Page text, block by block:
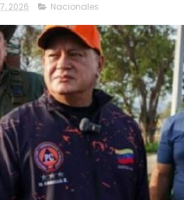
2026 Nacionales